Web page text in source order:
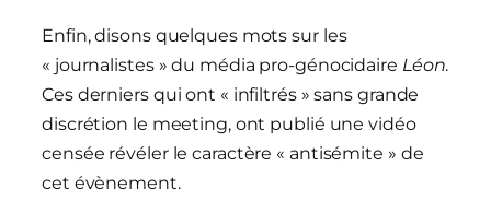
Enfin, disons quelques mots sur les
« journalistes » du média pro-génocidaire Léon.
Ces derniers qui ont « infiltrés » sans grande
discrétion le meeting, ont publié une vidéo
censée révéler le caractère « antisémite » de
cet évènement.